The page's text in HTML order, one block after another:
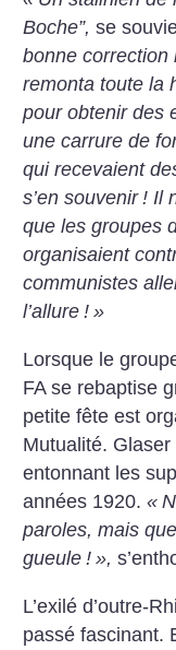
Boche”, se
bonne correction
remonta toute la
pour obtenir des
une carrure de
qui recevaient
s’en souvenir ! Il
que les groupes
organisaient
communistes
l’allure ! »
Lorsque le
FA se rebaptise
petite fête est
Mutualité.
entonnant les
années 1920.«
paroles, mais
gueule ! »,
L’exilé d’outre-
passé fascinant.